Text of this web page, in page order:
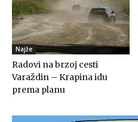
Najže
Radovi na brzoj cesti
Varaždin – Krapina idu
prema planu